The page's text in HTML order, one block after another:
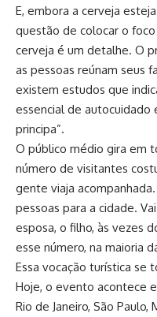
E, embora a cerveja
questão de colocar o
cerveja é um detalhe. O
as pessoas reúnam seus
existem estudos que
essencial de autocuidado
principa”.
O público médio gira em
número de visitantes
gente viaja
pessoas para a cidade.
esposa, o filho, às vezes
esse número, na maioria
Essa vocação turística se
Hoje, o evento acontece
Rio de Janeiro, São